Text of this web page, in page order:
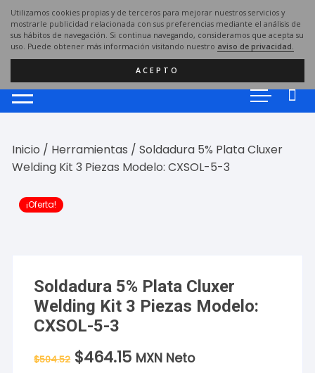
Utilizamos cookies propias y de terceros para mejorar nuestros servicios y
mostrarle publicidad relacionada con sus preferencias mediante el análisis de
sus hábitos de navegación. Si continua navegando, consideramos que acepta su
uso. Puede obtener más información visitando nuestro aviso de privacidad.
ACEPTO
Saltar
contenido
Inicio / Herramientas / Soldadura 5% Plata Cluxer
Welding Kit 3 Piezas Modelo: CXSOL-5-3
¡Oferta!
Soldadura 5% Plata Cluxer
Welding Kit 3 Piezas Modelo:
CXSOL-5-3
$504.52 El
precio
$464.15El
precio
MXN Neto